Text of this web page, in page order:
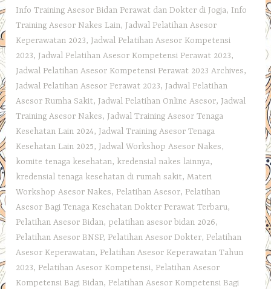
Info Training Asesor Bidan Perawat dan Dokter di Jogja, Info
Training Asesor Nakes Lain, Jadwal Pelatihan Asesor
Keperawatan 2023, Jadwal Pelatihan Asesor Kompetensi
2023, Jadwal Pelatihan Asesor Kompetensi Perawat 2023,
Jadwal Pelatihan Asesor Kompetensi Perawat 2023 Archives,
Jadwal Pelatihan Asesor Perawat 2023, Jadwal Pelatihan
Asesor Rumha Sakit, Jadwal Pelatihan Online Asesor, Jadwal
Training Asesor Nakes, Jadwal Training Asesor Tenaga
Kesehatan Lain 2024, Jadwal Training Asesor Tenaga
Kesehatan Lain 2025, Jadwal Workshop Asesor Nakes,
komite tenaga kesehatan, kredensial nakes lainnya,
kredensial tenaga kesehatan di rumah sakit,Materi
Workshop Asesor Nakes, Pelatihan Asesor, Pelatihan
Asesor Bagi Tenaga Kesehatan Dokter Perawat Terbaru,
Pelatihan Asesor Bidan, pelatihan asesor bidan 2026,
Pelatihan Asesor BNSP, Pelatihan Asesor Dokter, Pelatihan
Asesor Keperawatan, Pelatihan Asesor Keperawatan Tahun
2023, Pelatihan Asesor Kompetensi, Pelatihan Asesor
Kompetensi Bagi Bidan, Pelatihan Asesor Kompetensi Bagi